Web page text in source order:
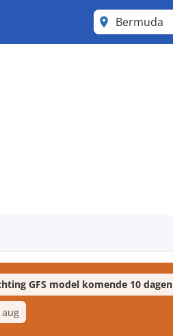
Bermuda
GFS model komende 10 dagen